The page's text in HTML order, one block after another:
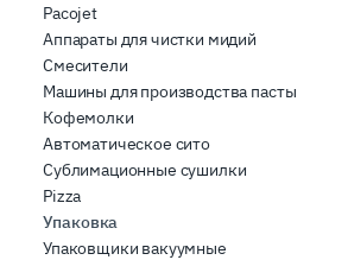
Pacojet
Аппараты для чистки мидий
Смесители
Машины для производства пасты
Кофемолки
Автоматическое сито
Сублимационные сушилки
Pizza
Упаковка
Упаковщики вакуумные